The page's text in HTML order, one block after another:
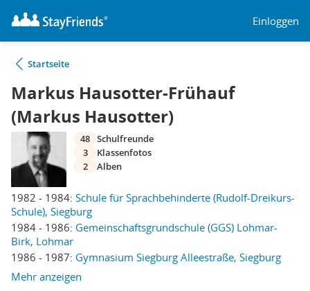
Einloggen
Startseite
Markus Hausotter-Frühauf
(Markus Hausotter)
1982 - 1984: Schule für Sprachbehinderte (Rudolf-Dreikurs-
Schule), Siegburg
1984 - 1986: Gemeinschaftsgrundschule (GGS) Lohmar-
Birk, Lohmar
1986 - 1987: Gymnasium Siegburg Alleestraße, Siegburg
Mehr anzeigen
48 Schulfreunde
3
Klassenfotos
2
Alben